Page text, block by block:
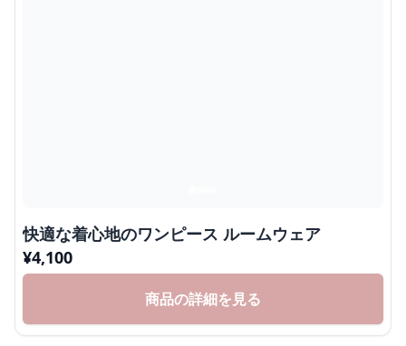
快適な着心地のワンピース ルームウェア
¥4,100
商品の詳細を見る